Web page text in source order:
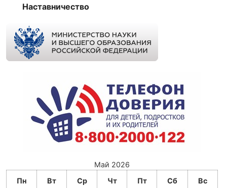
Наставничество
Май 2026
Пн
Вт Ср Чт Пт Сб Вс